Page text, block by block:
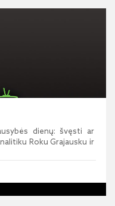
dienų: švęsti ar
Roku Grajausku ir